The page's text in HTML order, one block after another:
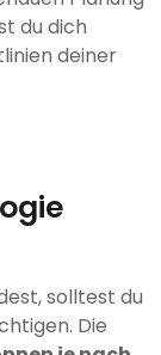
du dich
deiner
solltest du
Die